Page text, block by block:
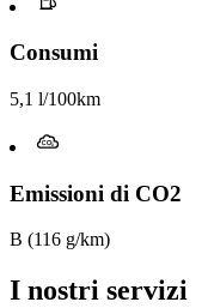
Consumi
5,1 l/100km
Emissioni di CO2
B (116 g/km)
I nostri servizi